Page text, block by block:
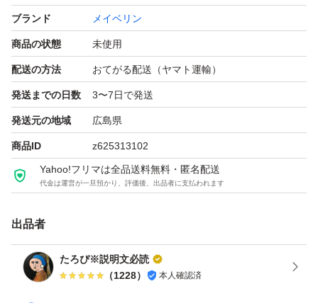
ブランド メイベリン
商品の状態 未使用
配送の方法 おてがる配送（ヤマト運輸）
発送までの日数 3〜7日で発送
発送元の地域 広島県
商品ID z625313102
Yahoo!フリマは全品送料無料・匿名配送
代金は運営が一旦預かり、評価後、出品者に支払われます
出品者
たろぴ※説明文必読
（1228） 本人確認済